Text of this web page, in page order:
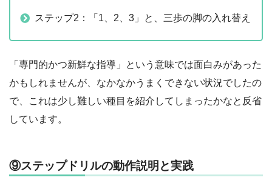
ステップ2：「1、2、3」と、三歩の脚の入れ替え
「専門的かつ新鮮な指導」という意味では面白みがあった
かもしれませんが、なかなかうまくできない状況でしたの
で、これは少し難しい種目を紹介してしまったかなと反省
しています。
⑨ステップドリルの動作説明と実践